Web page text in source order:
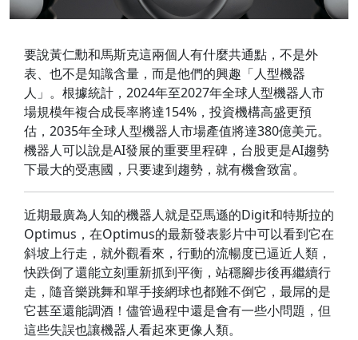
要說黃仁勳和馬斯克這兩個人有什麼共通點，不是外
表、也不是知識含量，而是他們的興趣「人型機器
人」。根據統計，2024年至2027年全球人型機器人市
場規模年複合成長率將達154%，投資機構高盛更預
估，2035年全球人型機器人市場產值將達380億美元。
機器人可以說是AI發展的重要里程碑，台股更是AI趨勢
下最大的受惠國，只要逮到趨勢，就有機會致富。
近期最廣為人知的機器人就是亞馬遜的Digit和特斯拉的
Optimus，在Optimus的最新發表影片中可以看到它在
斜坡上行走，就外觀看來，行動的流暢度已逼近人類，
快跌倒了還能立刻重新抓到平衡，站穩腳步後再繼續行
走，隨音樂跳舞和單手接網球也都難不倒它，最屌的是
它甚至還能調酒！儘管過程中還是會有一些小問題，但
這些失誤也讓機器人看起來更像人類。